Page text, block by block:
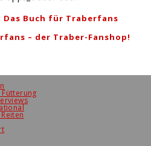
Buch für Traberfans
– der Traber-Fanshop!